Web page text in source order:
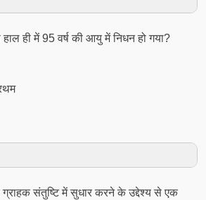
ही में 95 वर्ष की आयु में निधन हो गया?
संतुष्टि में सुधार करने के उद्देश्य से एक